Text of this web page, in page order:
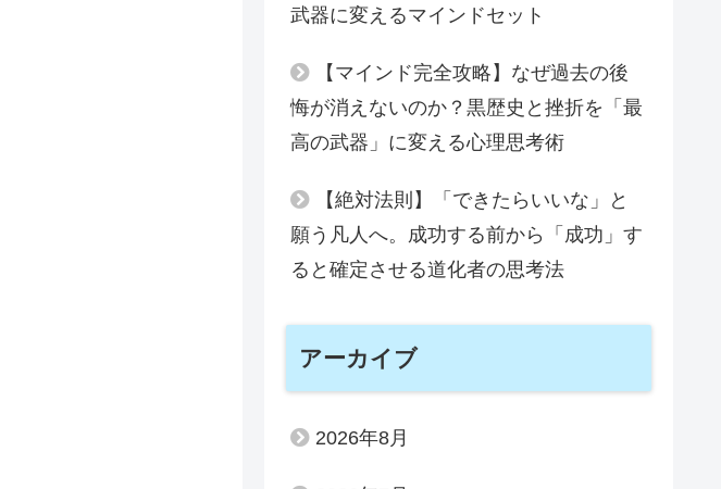
武器に変えるマインドセット
【マインド完全攻略】なぜ過去の後
悔が消えないのか？黒歴史と挫折を「最
高の武器」に変える心理思考術
【絶対法則】「できたらいいな」と
願う凡人へ。成功する前から「成功」す
ると確定させる道化者の思考法
アーカイブ
2026年8月